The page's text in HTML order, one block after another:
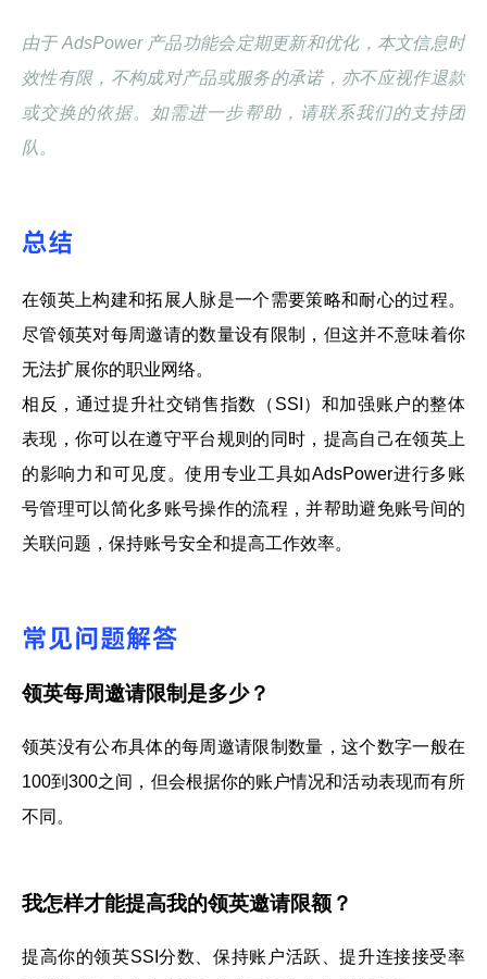
由于 AdsPower 产品功能会定期更新和优化，本文信息时
效性有限，不构成对产品或服务的承诺，亦不应视作退款
或交换的依据。如需进一步帮助，请联系我们的支持团
队。
总结
在领英上构建和拓展人脉是一个需要策略和耐心的过程。
尽管领英对每周邀请的数量设有限制，但这并不意味着你
无法扩展你的职业网络。
相反，通过提升社交销售指数（SSI）和加强账户的整体
表现，你可以在遵守平台规则的同时，提高自己在领英上
的影响力和可见度。使用专业工具如AdsPower进行多账
号管理可以简化多账号操作的流程，并帮助避免账号间的
关联问题，保持账号安全和提高工作效率。
常见问题解答
领英每周邀请限制是多少？
领英没有公布具体的每周邀请限制数量，这个数字一般在
100到300之间，但会根据你的账户情况和活动表现而有所
不同。
我怎样才能提高我的领英邀请限额？
提高你的领英SSI分数、保持账户活跃、提升连接接受率